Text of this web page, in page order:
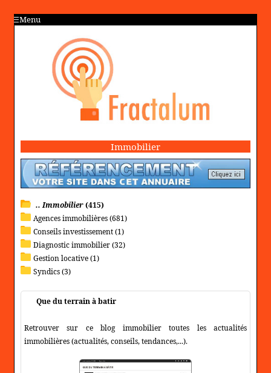
Menu
Immobilier
.. Immobilier(415)
Agences immobilières (681)
Conseils investissement (1)
Diagnostic immobilier (32)
Gestion locative (1)
Syndics (3)
Que du terrain à batir
Retrouver sur ce blog immobilier toutes les actualités
immobilières (actualités, conseils, tendances,...).